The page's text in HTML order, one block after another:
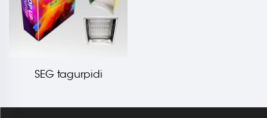
SEG tagurpidi
lauaseade LT-09B7-A